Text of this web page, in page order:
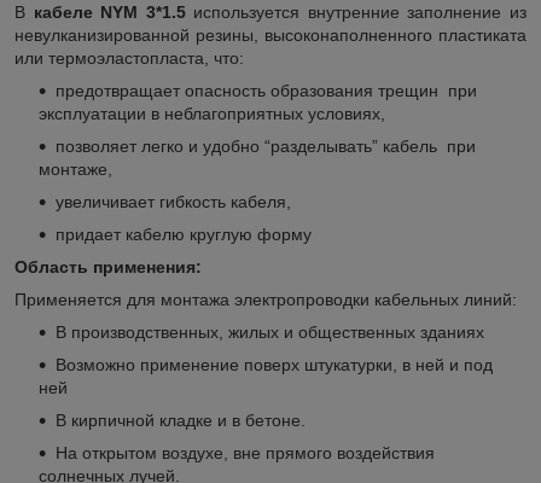
В кабеле NYM 3*1.5используется внутренние заполнение из
невулканизированной резины, высоконаполненного пластиката
или термоэластопласта, что:
предотвращает опасность образования трещин при
эксплуатации в неблагоприятных условиях,
позволяет легко и удобно “разделывать” кабель при
монтаже,
увеличивает гибкость кабеля,
придает кабелю круглую форму
Область применения:
Применяется для монтажа электропроводки кабельных линий:
В производственных, жилых и общественных зданиях
Возможно применение поверх штукатурки, в ней и под
ней
В кирпичной кладке и в бетоне.
На открытом воздухе, вне прямого воздействия
солнечных лучей.